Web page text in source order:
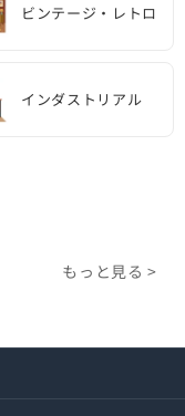
ビンテージ・レトロ
インダストリアル
もっと見る >